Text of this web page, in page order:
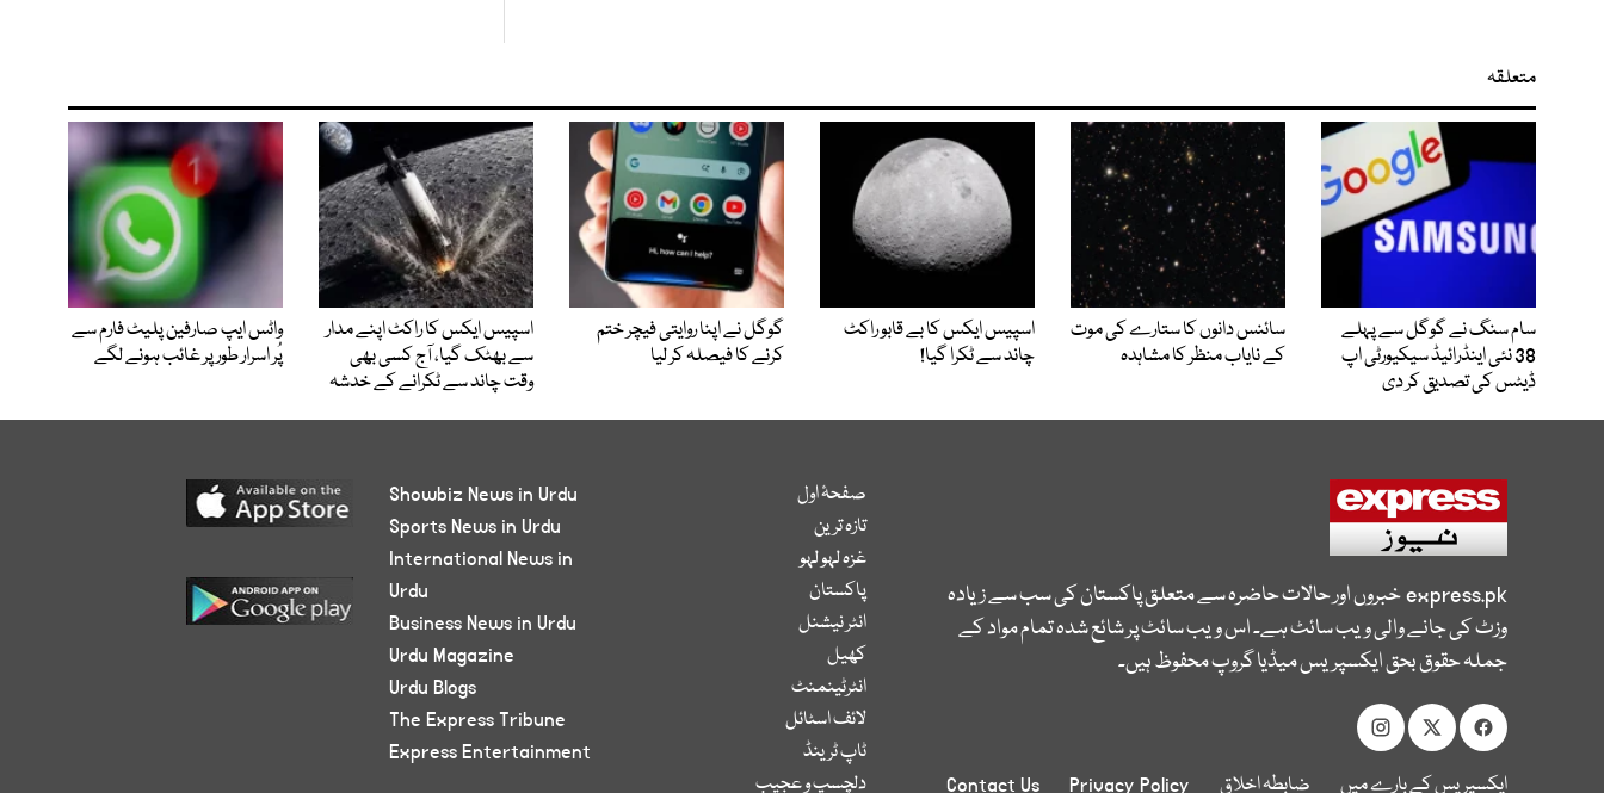
متعلقہ
سام سنگ نے گوگل سے پہلے
38 نئی اینڈرائیڈ سیکیورٹی اپ
ڈیٹس کی تصدیق کر دی
سائنس دانوں کا ستارے کی موت
کے نایاب منظر کا مشاہدہ
اسپیس ایکس کا بے قابو راکٹ
چاند سے ٹکرا گیا!
گوگل نے اپنا روایتی فیچر ختم
کرنے کا فیصلہ کر لیا
اسپیس ایکس کا راکٹ اپنے مدار
سے بھٹک گیا، آج کسی بھی
وقت چاند سے ٹکرانے کے خدشہ
واٹس ایپ صارفین پلیٹ فارم سے
پُر اسرار طور پر غائب ہونے لگے
express.pkخبروں اور حالات حاضرہ سے متعلق پاکستان کی سب سے زیادہ
وزٹ کی جانے والی ویب سائٹ ہے۔ اس ویب سائٹ پر شائع شدہ تمام مواد کے
جملہ حقوق بحق ایکسپریس میڈیا گروپ محفوظ ہیں۔
ایکسپریس کے بارے میں ضابطہ اخلاق Privacy Policy
Contact Us
صفحۂ اول
تازہ ترین
غزہ لہو لہو
پاکستان
انٹر نیشنل
کھیل
انٹرٹینمنٹ
لائف اسٹائل
ٹاپ ٹرینڈ
دلچسپ و عجیب
Showbiz News in Urdu
Sports News in Urdu
International News in
Urdu
Business News in Urdu
Urdu Magazine
Urdu Blogs
The Express Tribune
Express Entertainment